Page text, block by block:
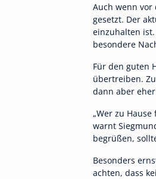
Auch wenn
gesetzt. Der
einzuhalten
besondere
Für den guten
übertreiben.
dann aber
„Wer zu
warnt
begrüßen,
Besonders
achten, dass